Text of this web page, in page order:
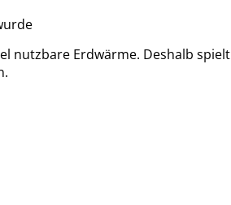
nutzbare Erdwärme. Deshalb spielt